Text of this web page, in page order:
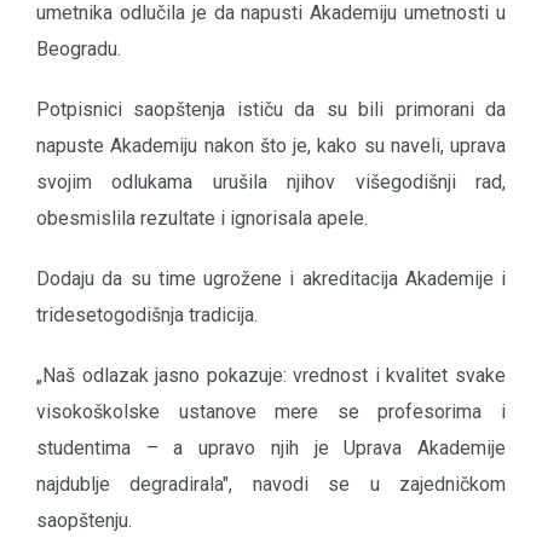
umetnika odlučila je da napusti Akademiju umetnosti u
Beogradu.
Potpisnici saopštenja ističu da su bili primorani da
napuste Akademiju nakon što je, kako su naveli, uprava
svojim odlukama urušila njihov višegodišnji rad,
obesmislila rezultate i ignorisala apele.
Dodaju da su time ugrožene i akreditacija Akademije i
tridesetogodišnja tradicija.
„Naš odlazak jasno pokazuje: vrednost i kvalitet svake
visokoškolske ustanove mere se profesorima i
studentima – a upravo njih je Uprava Akademije
najdublje degradirala", navodi se u zajedničkom
saopštenju.